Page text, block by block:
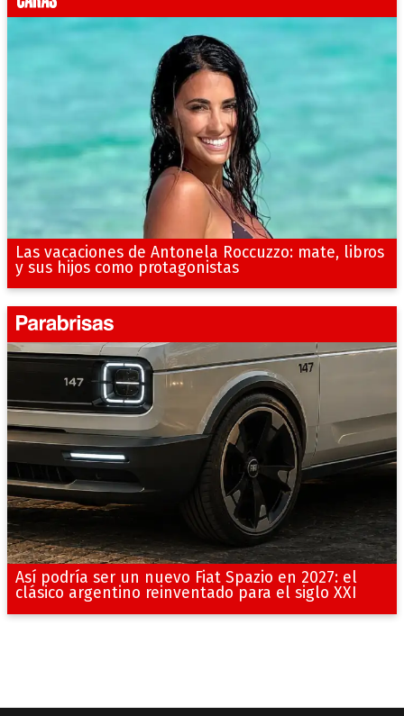
Las vacaciones de Antonela Roccuzzo: mate, libros
y sus hijos como protagonistas
Así podría ser un nuevo Fiat Spazio en 2027: el
clásico argentino reinventado para el siglo XXI